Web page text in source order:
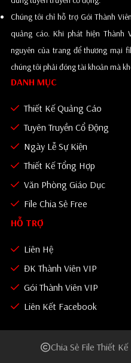
Chúng tôi chỉ hỗ trợ Gói Thành
quảng cáo. Khi phát hiện Thành
nguyên của trang để thương mại
chúng tôi phải đóng tài khoản mà
DANH MỤC
Thiết Kế Quảng Cáo
Tuyên Truyền Cổ Động
Ngày Lễ Sự Kiện
Thiết Kế Tổng Hợp
Văn Phòng Giáo Dục
File Chia Sẻ Free
HỖ TRỢ
Liên Hệ
ĐK Thành Viên VIP
Gói Thành Viên VIP
Liên Kết Facebook
Chia Sẻ File Thiết Kế